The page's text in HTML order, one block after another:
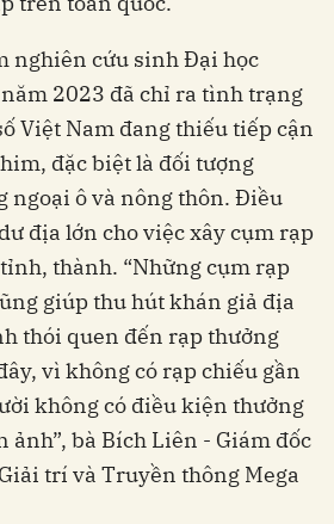
nghiên cứu sinh Đại học
2023 đã chỉ ra tình trạng
Việt Nam đang thiếu tiếp cận
đặc biệt là đối tượng
ngoại ô và nông thôn. Điều
địa lớn cho việc xây cụm rạp
thành. “Những cụm rạp
giúp thu hút khán giả địa
thói quen đến rạp thưởng
vì không có rạp chiếu gần
không có điều kiện thưởng
ảnh”, bà Bích Liên - Giám đốc
trí và Truyền thông Mega